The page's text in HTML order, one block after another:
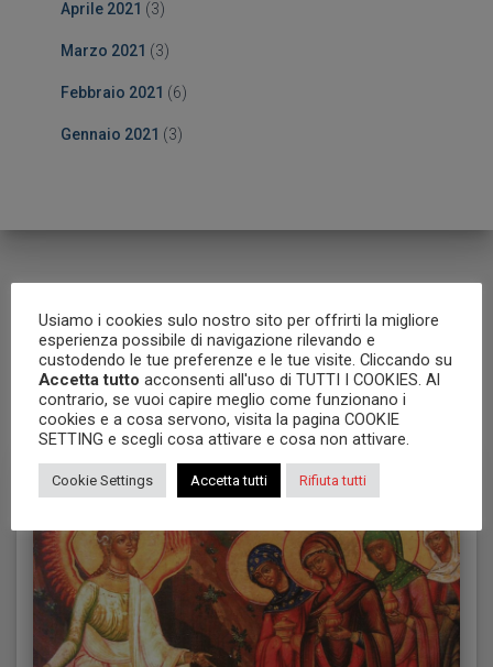
Aprile 2021 (3)
Marzo 2021 (3)
Febbraio 2021 (6)
Gennaio 2021 (3)
Articoli correlati
Usiamo i cookies sulo nostro sito per offrirti la migliore
esperienza possibile di navigazione rilevando e
custodendo le tue preferenze e le tue visite. Cliccando su
Accetta tutto acconsenti all'uso di TUTTI I COOKIES. Al
contrario, se vuoi capire meglio come funzionano i
cookies e a cosa servono, visita la pagina COOKIE
SETTING e scegli cosa attivare e cosa non attivare.
Cookie Settings Accetta tutti Rifiuta tutti